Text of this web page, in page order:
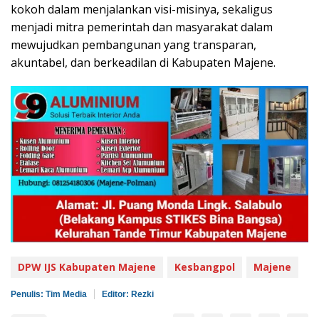
kokoh dalam menjalankan visi-misinya, sekaligus
menjadi mitra pemerintah dan masyarakat dalam
mewujudkan pembangunan yang transparan,
akuntabel, dan berkeadilan di Kabupaten Majene.
DPW IJS Kabupaten Majene Kesbangpol Majene
Penulis: Tim Media Editor: Rezki